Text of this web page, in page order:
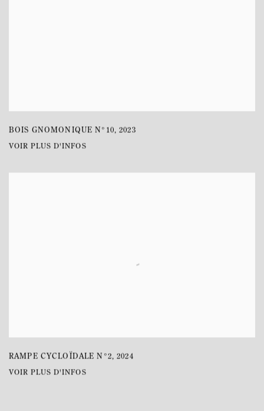
BOIS GNOMONIQUE N°10,2023
VOIR PLUS D'INFOS
RAMPE CYCLOÏDALE N°2,2024
VOIR PLUS D'INFOS